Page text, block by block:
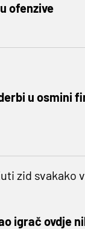
ofenzive
u osmini
zid svakako
igrač ovdje